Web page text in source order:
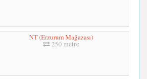
NT (Erzurum Mağazası)
250 metre